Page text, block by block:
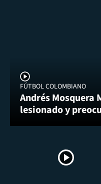
FÚTBOL COLOMBIANO
Andrés Mosquera
lesionado y